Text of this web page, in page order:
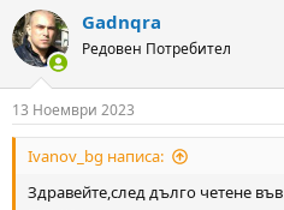
c
t
i
s
:
Gadnqra
Редовен Потребител
13 Ноември 2023
Ivanov_bg написа:
Здравейте,след дълго четене